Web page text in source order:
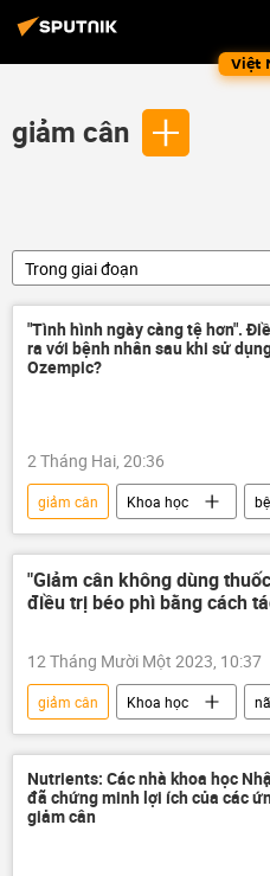
Việt
giảm cân
Trong giai đoạn
"Tình hình ngày càng tệ hơn".
ra với bệnh nhân sau khi sử
Ozempic?
2 Tháng Hai, 20:36
giảm cân Khoa học
Nga
y tế
Thế giới
Nhà khoa học
thuốc
"Giảm cân không dùng
điều trị béo phì bằng cách
12 Tháng Mười Một 2023, 10:37
giảm cân Khoa học
Nhà khoa học
Sức khoẻ
Thế giới
Quan điểm-Ý kiến
Nutrients: Các nhà khoa học
đã chứng minh lợi ích của các
giảm cân